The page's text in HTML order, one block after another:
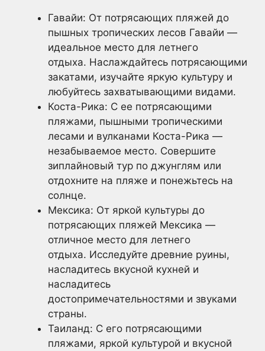
Гавайи: От потрясающих пляжей до
пышных тропических лесов Гавайи —
идеальное место для летнего
отдыха. Наслаждайтесь потрясающими
закатами, изучайте яркую культуру и
любуйтесь захватывающими видами.
Коста-Рика: С ее потрясающими
пляжами, пышными тропическими
лесами и вулканами Коста-Рика —
незабываемое место. Совершите
зиплайновый тур по джунглям или
отдохните на пляже и понежьтесь на
солнце.
Мексика: От яркой культуры до
потрясающих пляжей Мексика —
отличное место для летнего
отдыха. Исследуйте древние руины,
насладитесь вкусной кухней и
насладитесь
достопримечательностями и звуками
страны.
Таиланд: С его потрясающими
пляжами, яркой культурой и вкусной